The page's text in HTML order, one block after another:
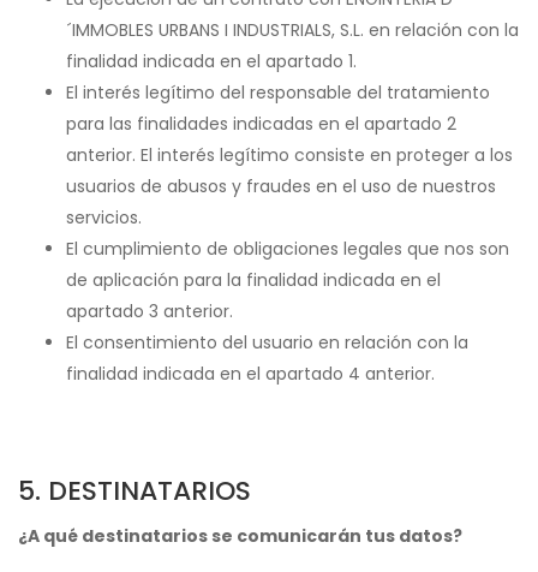
´IMMOBLES URBANS I INDUSTRIALS, S.L. en relación con la
finalidad indicada en el apartado 1.
El interés legítimo del responsable del tratamiento
para las finalidades indicadas en el apartado 2
anterior. El interés legítimo consiste en proteger a los
usuarios de abusos y fraudes en el uso de nuestros
servicios.
El cumplimiento de obligaciones legales que nos son
de aplicación para la finalidad indicada en el
apartado 3 anterior.
El consentimiento del usuario en relación con la
finalidad indicada en el apartado 4 anterior.
5. DESTINATARIOS
¿A qué destinatarios se comunicarán tus datos?